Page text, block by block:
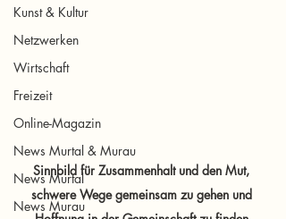
Kunst & Kultur
Netzwerken
Wirtschaft
Freizeit
Online-Magazin
News Murtal & Murau
News Murtal
News Murau
Sinnbild für Zusammenhalt und den Mut,
schwere Wege gemeinsam zu gehen und